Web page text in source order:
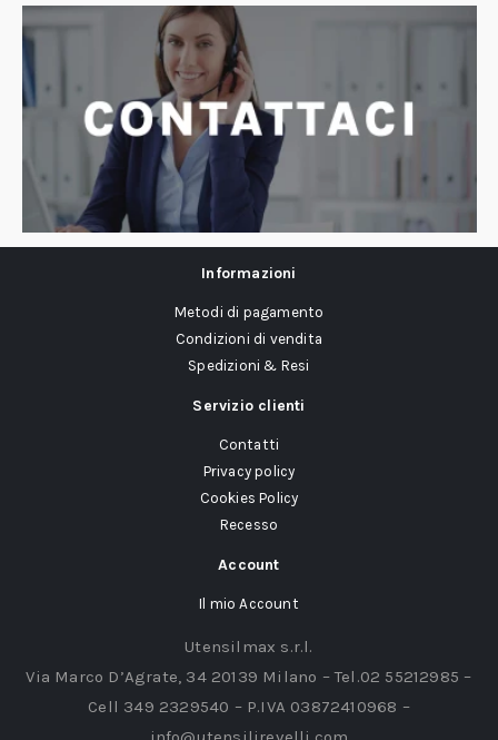
Informazioni
Metodi di pagamento
Condizioni di vendita
Spedizioni & Resi
Servizio clienti
Contatti
Privacy policy
Cookies Policy
Recesso
Account
Il mio Account
Utensilmax s.r.l.
Via Marco D’Agrate, 34 20139 Milano – Tel.02 55212985 –
Cell 349 2329540 – P.IVA 03872410968 –